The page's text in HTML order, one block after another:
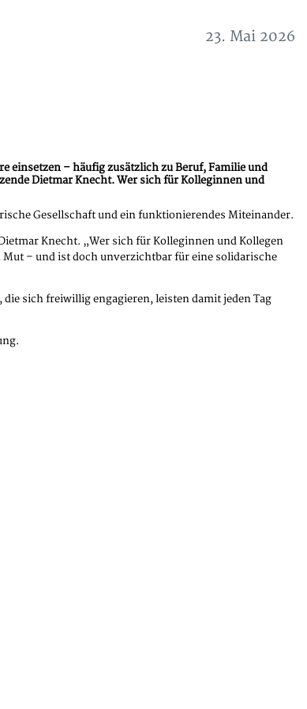
23. Mai 2026
einsetzen – häufig zusätzlich zu Beruf, Familie und
Dietmar Knecht. Wer sich für Kolleginnen und
Gesellschaft und ein funktionierendes Miteinander.
Knecht. „Wer sich für Kolleginnen und Kollegen
– und ist doch unverzichtbar für eine solidarische
sich freiwillig engagieren, leisten damit jeden Tag